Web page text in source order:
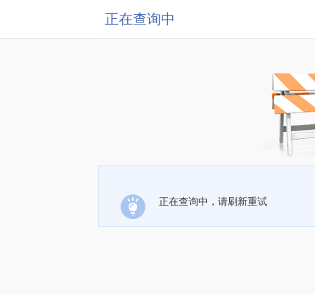
正在查询中
正在查询中，请刷新重试